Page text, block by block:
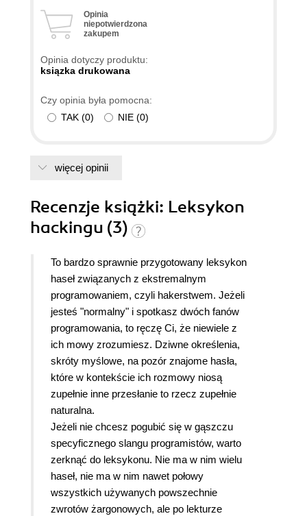
Opinia
niepotwierdzona
zakupem
Opinia dotyczy produktu:
ksiązka drukowana
Czy opinia była pomocna:
TAK (0) NIE (0)
więcej opinii
Recenzje książki: Leksykon
hackingu (3)
To bardzo sprawnie przygotowany leksykon
haseł związanych z ekstremalnym
programowaniem, czyli hakerstwem. Jeżeli
jesteś "normalny" i spotkasz dwóch fanów
programowania, to ręczę Ci, że niewiele z
ich mowy zrozumiesz. Dziwne określenia,
skróty myślowe, na pozór znajome hasła,
które w kontekście ich rozmowy niosą
zupełnie inne przesłanie to rzecz zupełnie
naturalna.
Jeżeli nie chcesz pogubić się w gąszczu
specyficznego slangu programistów, warto
zerknąć do leksykonu. Nie ma w nim wielu
haseł, nie ma w nim nawet połowy
wszystkich używanych powszechnie
zwrotów żargonowych, ale po lekturze